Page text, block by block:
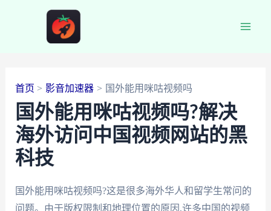
首页 影音加速器 国外能用咪咕视频吗
国外能用咪咕视频吗?解决
海外访问中国视频网站的黑
科技
国外能用咪咕视频吗?这是很多海外华人和留学生常问的
问题。由于版权限制和地理位置的原因,许多中国的视频